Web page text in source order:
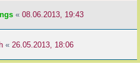
« 08.06.2013, 19:43
« 26.05.2013, 18:06